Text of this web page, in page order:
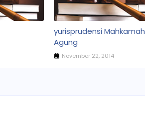
yurisprudensi Mahkamah
Agung
November 22, 2014